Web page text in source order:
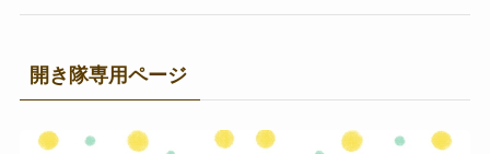
開き隊専用ページ